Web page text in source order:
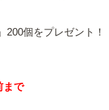
個をプレゼント！
まで